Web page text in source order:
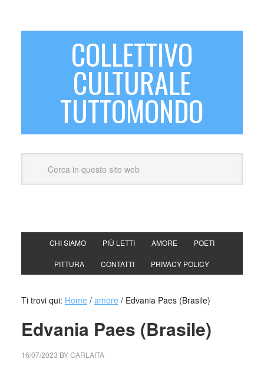
COLLETTIVO
CULTURALE
TUTTOMONDO
CHI SIAMO PIÙ LETTI AMORE POETI
PITTURA CONTATTI PRIVACY POLICY
Ti trovi qui: Home / amore /Edvania Paes (Brasile)
Edvania Paes (Brasile)
16/07/2023 BYCARLAITA